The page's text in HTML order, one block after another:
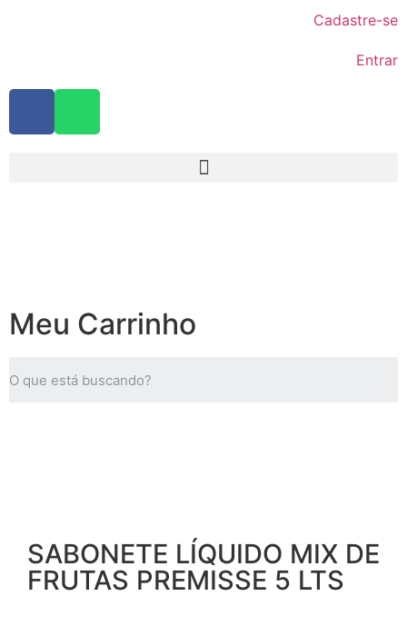
Cadastre-se
Entrar
Meu Carrinho
SABONETE LÍQUIDO MIX DE
FRUTAS PREMISSE 5 LTS